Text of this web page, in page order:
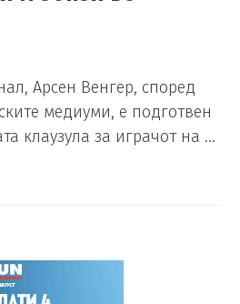
Арсен Венгер, според
медиуми, е подготвен
клаузула за играчот на …